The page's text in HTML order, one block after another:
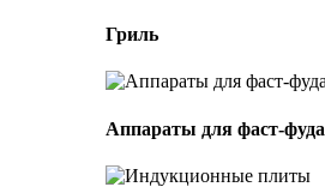
Гриль
Аппараты для фаст-фуда